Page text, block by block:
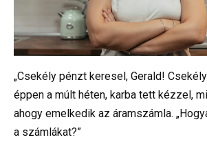
„Csekély pénzt keresel, Gerald!
éppen a múlt héten, karba tett kézzel,
ahogy emelkedik az áramszámla.
a számlákat?”